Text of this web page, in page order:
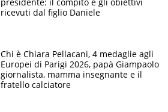
presidente: il compito e gli obiettivi
ricevuti dal figlio Daniele
Chi è Chiara Pellacani, 4 medaglie agli
Europei di Parigi 2026, papà Giampaolo
giornalista, mamma insegnante e il
fratello calciatore